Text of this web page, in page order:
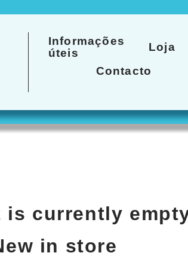
Informações
úteis
Loja
Contacto
is currently
in store